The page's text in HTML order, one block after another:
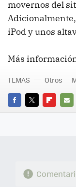
movernos del
iPod y unos
Más
FACEBOOK
TWITTER
E-
TEMAS Otros